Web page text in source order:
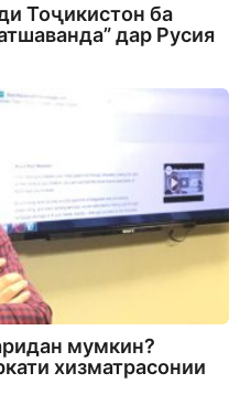
Тоҷикистон ба
дар Русия
мумкин?
хизматрасонии